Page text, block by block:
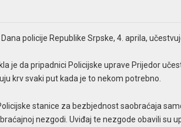
policije Republike Srpske, 4. aprila,
je da pripadnici Policijske uprave Prijedor
krv svaki put kada je to nekom potrebno.
stanice za bezbjednost saobraćaja
nezgodi. Uviđaj te nezgode obavili su